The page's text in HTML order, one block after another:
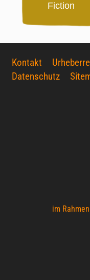
Fiction
Kontakt
Datenschutz
im